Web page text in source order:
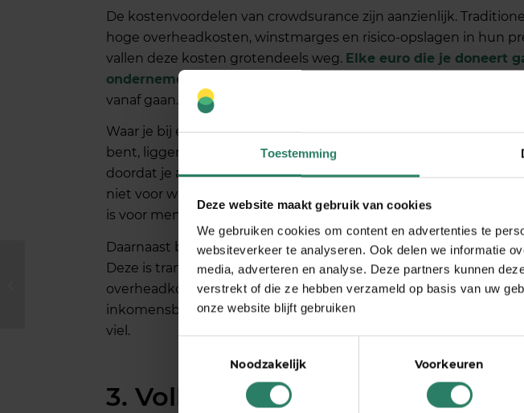
Toestemming
Deze website maakt gebruik van cookies
We gebruiken cookies om content en advertenties te
websiteverkeer te analyseren. Ook delen we informatie
media, adverteren en analyse. Deze partners kunnen
verstrekt of die ze hebben verzameld op basis van uw
onze website blijft gebruiken
Noodzakelijk Voorkeuren
De kostenvoordelen van crowdsurance zijn aanzienlijk.
hoge overheadkosten, winstmarges en risico-opslagen in hun
vallen deze kosten grotendeels weg. Elke euro die je doneert
ondernemers die arbeidsongeschikt zijn
vanaf gaan.
Waar je bij een traditionele AOV verzekering zzp al snel
bent, liggen de maandelijkse bijdragen bij crowdsurance vaak
doordat je alleen betaalt voor de daadwerkelijke uitkeringen
niet voor winstmarges of grote administratieve apparaten. Je
is voor mensen die op dat moment hulp nodig hebben.
Daarnaast betaal je een kleine lidmaatschapsbijdrage voor de
Deze is transparant en veel lager dan wat je bij traditionele
overheadkosten betaalt. Voor veel zzp’ers betekent dit dat ze
inkomensbescherming kunnen betalen, terwijl een traditionele
viel.
3. Volledige transparantie over
Welke vragen stel je
bij het afsluiten van